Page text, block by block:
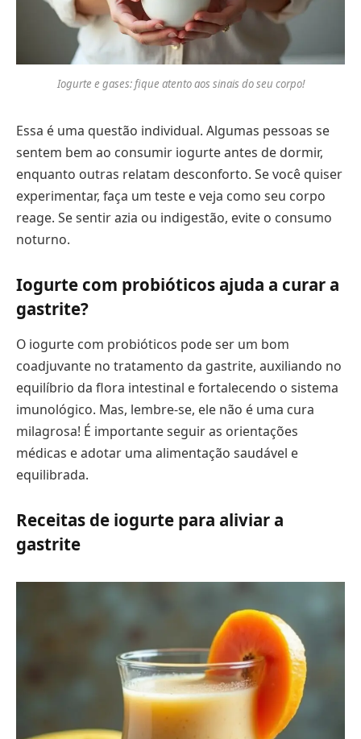
Iogurte e gases: fique atento aos sinais do seu corpo!
Essa é uma questão individual. Algumas pessoas se
sentem bem ao consumir iogurte antes de dormir,
enquanto outras relatam desconforto. Se você quiser
experimentar, faça um teste e veja como seu corpo
reage. Se sentir azia ou indigestão, evite o consumo
noturno.
Iogurte com probióticos ajuda a curar a
gastrite?
O iogurte com probióticos pode ser um bom
coadjuvante no tratamento da gastrite, auxiliando no
equilíbrio da flora intestinal e fortalecendo o sistema
imunológico. Mas, lembre-se, ele não é uma cura
milagrosa! É importante seguir as orientações
médicas e adotar uma alimentação saudável e
equilibrada.
Receitas de iogurte para aliviar a
gastrite